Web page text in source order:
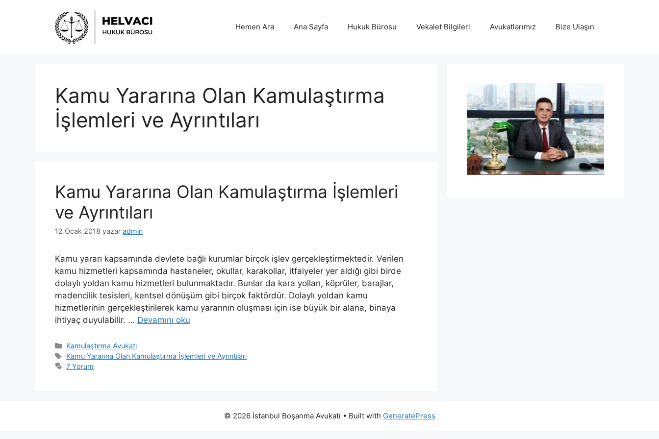
Hemen Ara Ana Sayfa Hukuk Bürosu Vekalet Bilgileri Avukatlarımız Bize Ulaşın
Kamu Yararına Olan Kamulaştırma
İşlemleri ve Ayrıntıları
Kamu Yararına Olan Kamulaştırma İşlemleri
ve Ayrıntıları
12 Ocak 2018 yazar admin
Kamu yararı kapsamında devlete bağlı kurumlar birçok işlev gerçekleştirmektedir. Verilen
kamu hizmetleri kapsamında hastaneler, okullar, karakollar, itfaiyeler yer aldığı gibi birde
dolaylı yoldan kamu hizmetleri bulunmaktadır. Bunlar da kara yolları, köprüler, barajlar,
madencilik tesisleri, kentsel dönüşüm gibi birçok faktördür. Dolaylı yoldan kamu
hizmetlerinin gerçekleştirilerek kamu yararının oluşması için ise büyük bir alana, binaya
ihtiyaç duyulabilir. … Devamını oku
Kategoriler
Kamulaştırma Avukatı
Etiketler
Kamu Yararına Olan Kamulaştırma İşlemleri ve Ayrıntıları
7 Yorum
© 2026 İstanbul Boşanma Avukatı • Built with GeneratePress